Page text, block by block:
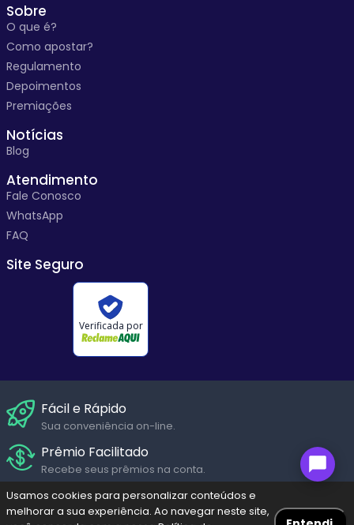
Sobre
O que é?
Como apostar?
Regulamento
Depoimentos
Premiações
Notícias
Blog
Atendimento
Fale Conosco
WhatsApp
FAQ
Site Seguro
Verificada por
Fácil e Rápido
Sua conveniência on-line.
Prêmio Facilitado
Recebe seus prêmios na conta.
Suporte Humanizado
Fale com um de nossos atendentes em diversos canais de
Usamos cookies para personalizar conteúdos e
melhorar a sua experiência. Ao navegar neste site,